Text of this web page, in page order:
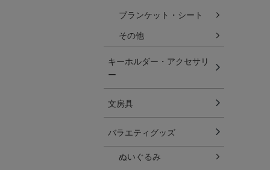
ブランケット・シート
その他
キーホルダー・アクセサリ
ー
文房具
バラエティグッズ
ぬいぐるみ